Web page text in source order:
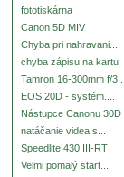
fototiskárna
Canon 5D MIV
Chyba pri nahravani...
chyba zápisu na kartu
Tamron 16-300mm f/3....
EOS 20D - systém....
Nástupce Canonu 30D
natáčanie videa s...
Speedlite 430 III-RT
Velmi pomalý start...